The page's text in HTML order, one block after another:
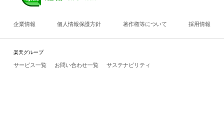
企業情報 個人情報保護方針 著作権等について 採用情報
楽天グループ
サービス一覧 お問い合わせ一覧 サステナビリティ